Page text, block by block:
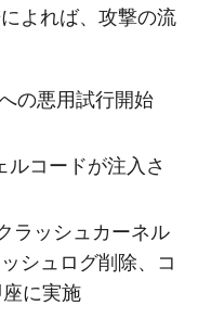
よれば、攻撃の流
の悪用試行開始
コードが注入さ
ラッシュカーネル
シュログ削除、コ
に実施